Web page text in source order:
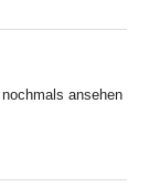
ansehen